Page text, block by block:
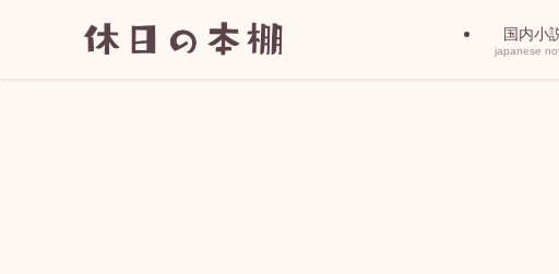
国内小
japanese